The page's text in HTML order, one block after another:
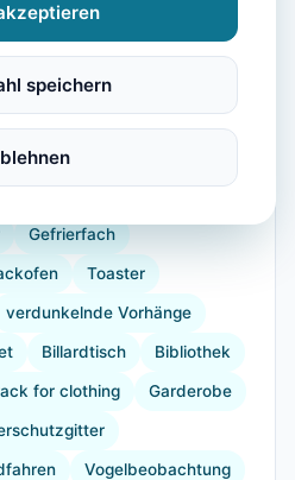
Küche
Geschirrspüler
Wellness
Gefrierfach
Toaster
verdunkelnde Vorhänge
Billardtisch Bibliothek
for clothing Garderobe
Vogelbeobachtung
speichern